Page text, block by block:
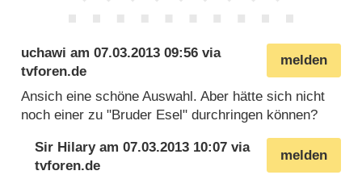
melden
uchawi am07.03.2013 09:56 via
tvforen.de
Ansich eine schöne Auswahl. Aber hätte sich nicht
noch einer zu "Bruder Esel" durchringen können?
melden
Sir Hilaryam07.03.2013 10:07 via
tvforen.de